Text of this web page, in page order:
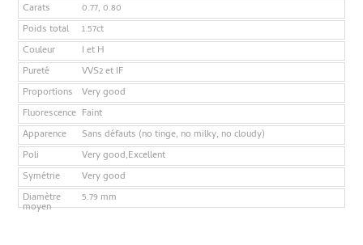
Carats
0.77, 0.80
Poids total
1.57ct
Couleur
I et H
Pureté
VVS2 et IF
Proportions
Very good
Fluorescence Faint
Apparence
Sans défauts (no tinge, no milky, no cloudy)
Poli
Very good,Excellent
Symétrie
Very good
Diamètre
moyen
5.79 mm